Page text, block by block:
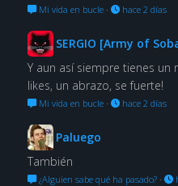
Mi vida en bucle· hace 2 días
SERGIO [Army of
Y aun así siempre tienes
likes, un abrazo, se fuerte!
Mi vida en bucle· hace 2 días
Paluego
También
¿Alguien sabe qué ha pasado?·